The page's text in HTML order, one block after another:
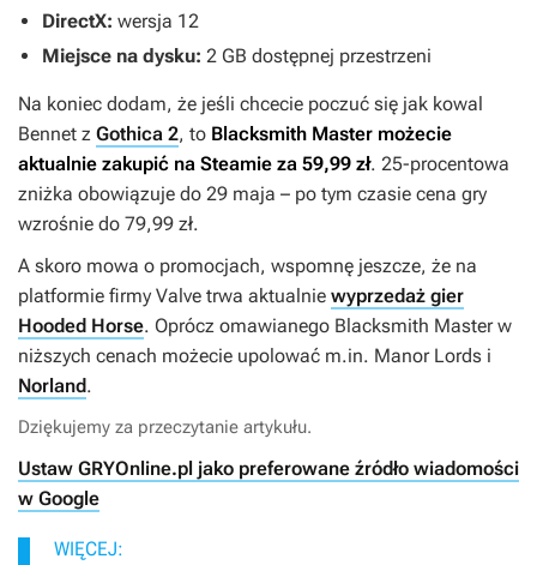
DirectX: wersja 12
Miejsce na dysku: 2 GB dostępnej przestrzeni
Na koniec dodam, że jeśli chcecie poczuć się jak kowal
Bennet z Gothica 2, to Blacksmith Master możecie
aktualnie zakupić na Steamie za 59,99 zł. 25-procentowa
zniżka obowiązuje do 29 maja – po tym czasie cena gry
wzrośnie do 79,99 zł.
A skoro mowa o promocjach, wspomnę jeszcze, że na
platformie firmy Valve trwa aktualnie wyprzedaż gier
Hooded Horse. Oprócz omawianego Blacksmith Masterw
niższych cenach możecie upolować m.in. Manor Lords i
Norland.
Dziękujemy za przeczytanie artykułu.
Ustaw GRYOnline.pl jako preferowane źródło wiadomości
w Google
WIĘCEJ: